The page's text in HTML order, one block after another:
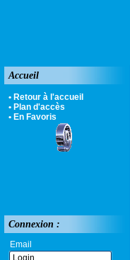
Accueil
• Retour à l'accueil
• Plan d'accès
• En Favoris
Connexion :
Email